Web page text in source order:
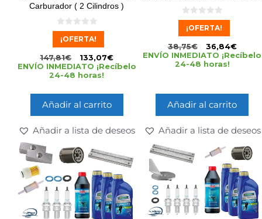
Carburador ( 2 Cilindros )
0
e
¡OFERTA!
147,81€ 133,07€
ENVÍO INMEDIATO ¡Recíbelo
24-48 horas!
Añadir al carrito
Añadir a lista de deseos
0
e
¡OFERTA!
38,75€ 36,84€
ENVÍO INMEDIATO ¡Recíbelo
24-48 horas!
Añadir al carrito
Añadir a lista de deseos